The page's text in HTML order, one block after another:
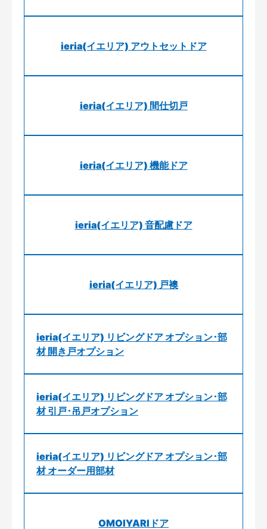
ieria(イエリア) アウトセットドア
ieria(イエリア) 間仕切戸
ieria(イエリア) 機能ドア
ieria(イエリア) 音配慮ドア
ieria(イエリア) 戸襖
ieria(イエリア) リビングドア オプション･部
材 開き戸オプション
ieria(イエリア) リビングドア オプション･部
材 引戸･吊戸オプション
ieria(イエリア) リビングドア オプション･部
材 オーダー用部材
OMOIYARIドア